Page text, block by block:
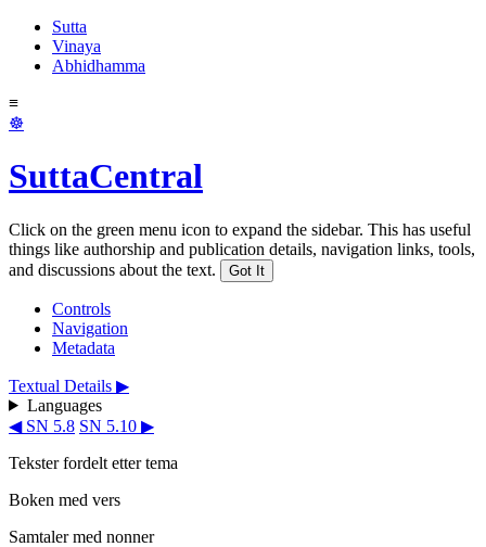
Sutta
Vinaya
Abhidhamma
≡
☸
SuttaCentral
Click on the green menu icon to expand the sidebar. This has useful
things like authorship and publication details, navigation links, tools,
and discussions about the text.
Got It
Controls
Navigation
Metadata
Textual Details ▶
Languages
◀ SN 5.8 SN 5.10 ▶
Tekster fordelt etter tema
Boken med vers
Samtaler med nonner